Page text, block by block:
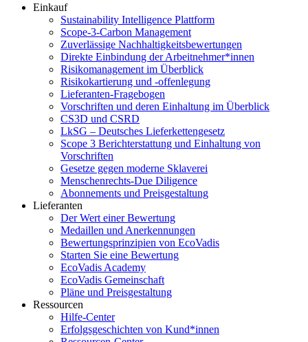
Einkauf
Sustainability Intelligence Plattform
Scope-3-Carbon Management
Zuverlässige Nachhaltigkeitsbewertungen
Direkte Einbindung der Arbeitnehmer*innen
Risikomanagement im Überblick
Risikokartierung und -offenlegung
Lieferanten-Fragebogen
Vorschriften und deren Einhaltung im Überblick
CS3D und CSRD
LkSG – Deutsches Lieferkettengesetz
Scope 3 Berichterstattung und Einhaltung von
Vorschriften
Gesetze gegen moderne Sklaverei
Menschenrechts-Due Diligence
Abonnements und Preisgestaltung
Lieferanten
Der Wert einer Bewertung
Medaillen und Anerkennungen
Bewertungsprinzipien von EcoVadis
Starten Sie eine Bewertung
EcoVadis Academy
EcoVadis Gemeinschaft
Pläne und Preisgestaltung
Ressourcen
Hilfe-Center
Erfolgsgeschichten von Kund*innen